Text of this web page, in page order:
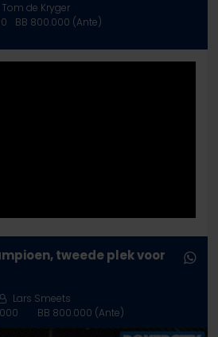
Tom de Kryger
BB 800.000 (Ante)
tweede plek voor
Lars Smeets
BB 800.000 (Ante)